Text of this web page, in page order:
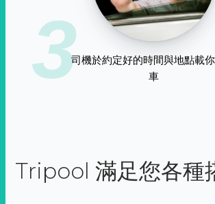
3司機於約定好的時間與地點載
車
Tripool 滿足您各種